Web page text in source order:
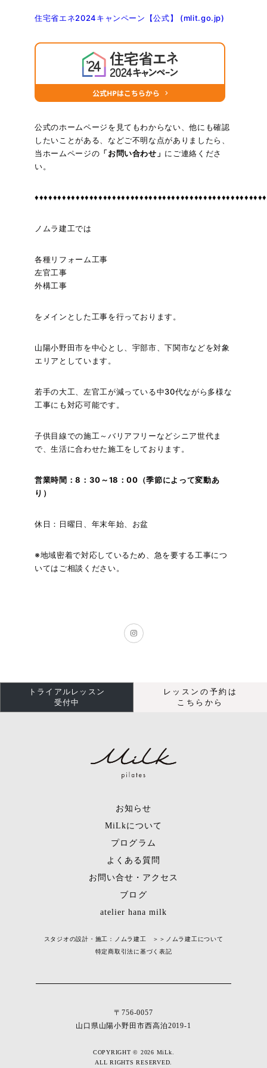
住宅省エネ2024キャンペーン【公式】 (mlit.go.jp)
公式のホームページを見てもわからない、他にも確認
したいことがある、などご不明な点がありましたら、
当ホームページの 「お問い合わせ」 にご連絡くださ
い。
ノムラ建工では
各種リフォーム工事
左官工事
外構工事
をメインとした工事を行っております。
山陽小野田市を中心とし、宇部市、下関市などを対象
エリアとしています。
若手の大工、左官工が減っている中30代ながら多様な
工事にも対応可能です。
子供目線での施工～バリアフリーなどシニア世代ま
で、生活に合わせた施工をしております。
営業時間：8：30～18：00（季節によって変動あ
り）
休日：日曜日、年末年始、お盆
※地域密着で対応しているため、急を要する工事につ
いてはご相談ください。
トライアルレッスン
受付中
レッスンの予約は
こちらから
お知らせ
MiLkについて
プログラム
よくある質問
お問い合せ・アクセス
ブログ
atelier hana milk
スタジオの設計・施工：ノムラ建工 ＞＞ ノムラ建工について
特定商取引法に基づく表記
〒756-0057
山口県山陽小野田市西高泊2019-1
COPYRIGHT © 2026 MiLk.
ALL RIGHTS RESERVED.